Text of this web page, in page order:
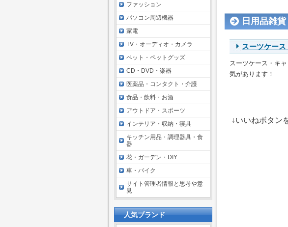
日用品雑
スーツケー
スーツケース・キ
気があります！
↓いいねボタン
ファッション
パソコン周辺機器
家電
TV・オーディオ・カメラ
ペット・ペットグッズ
CD・DVD・楽器
医薬品・コンタクト・介護
食品・飲料・お酒
アウトドア・スポーツ
インテリア・収納・寝具
キッチン用品・調理器具・食
器
花・ガーデン・DIY
車・バイク
サイト管理者情報と思考や意
見
人気ブランド